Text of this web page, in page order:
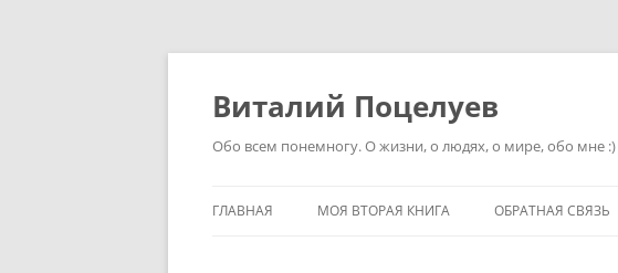
Перейти
Виталий Поцелуев
Обо всем понемногу. О жизни, о людях, о мире, обо мне :)
ГЛАВНАЯ МОЯ ВТОРАЯ КНИГА ОБРАТНАЯ СВЯЗЬ